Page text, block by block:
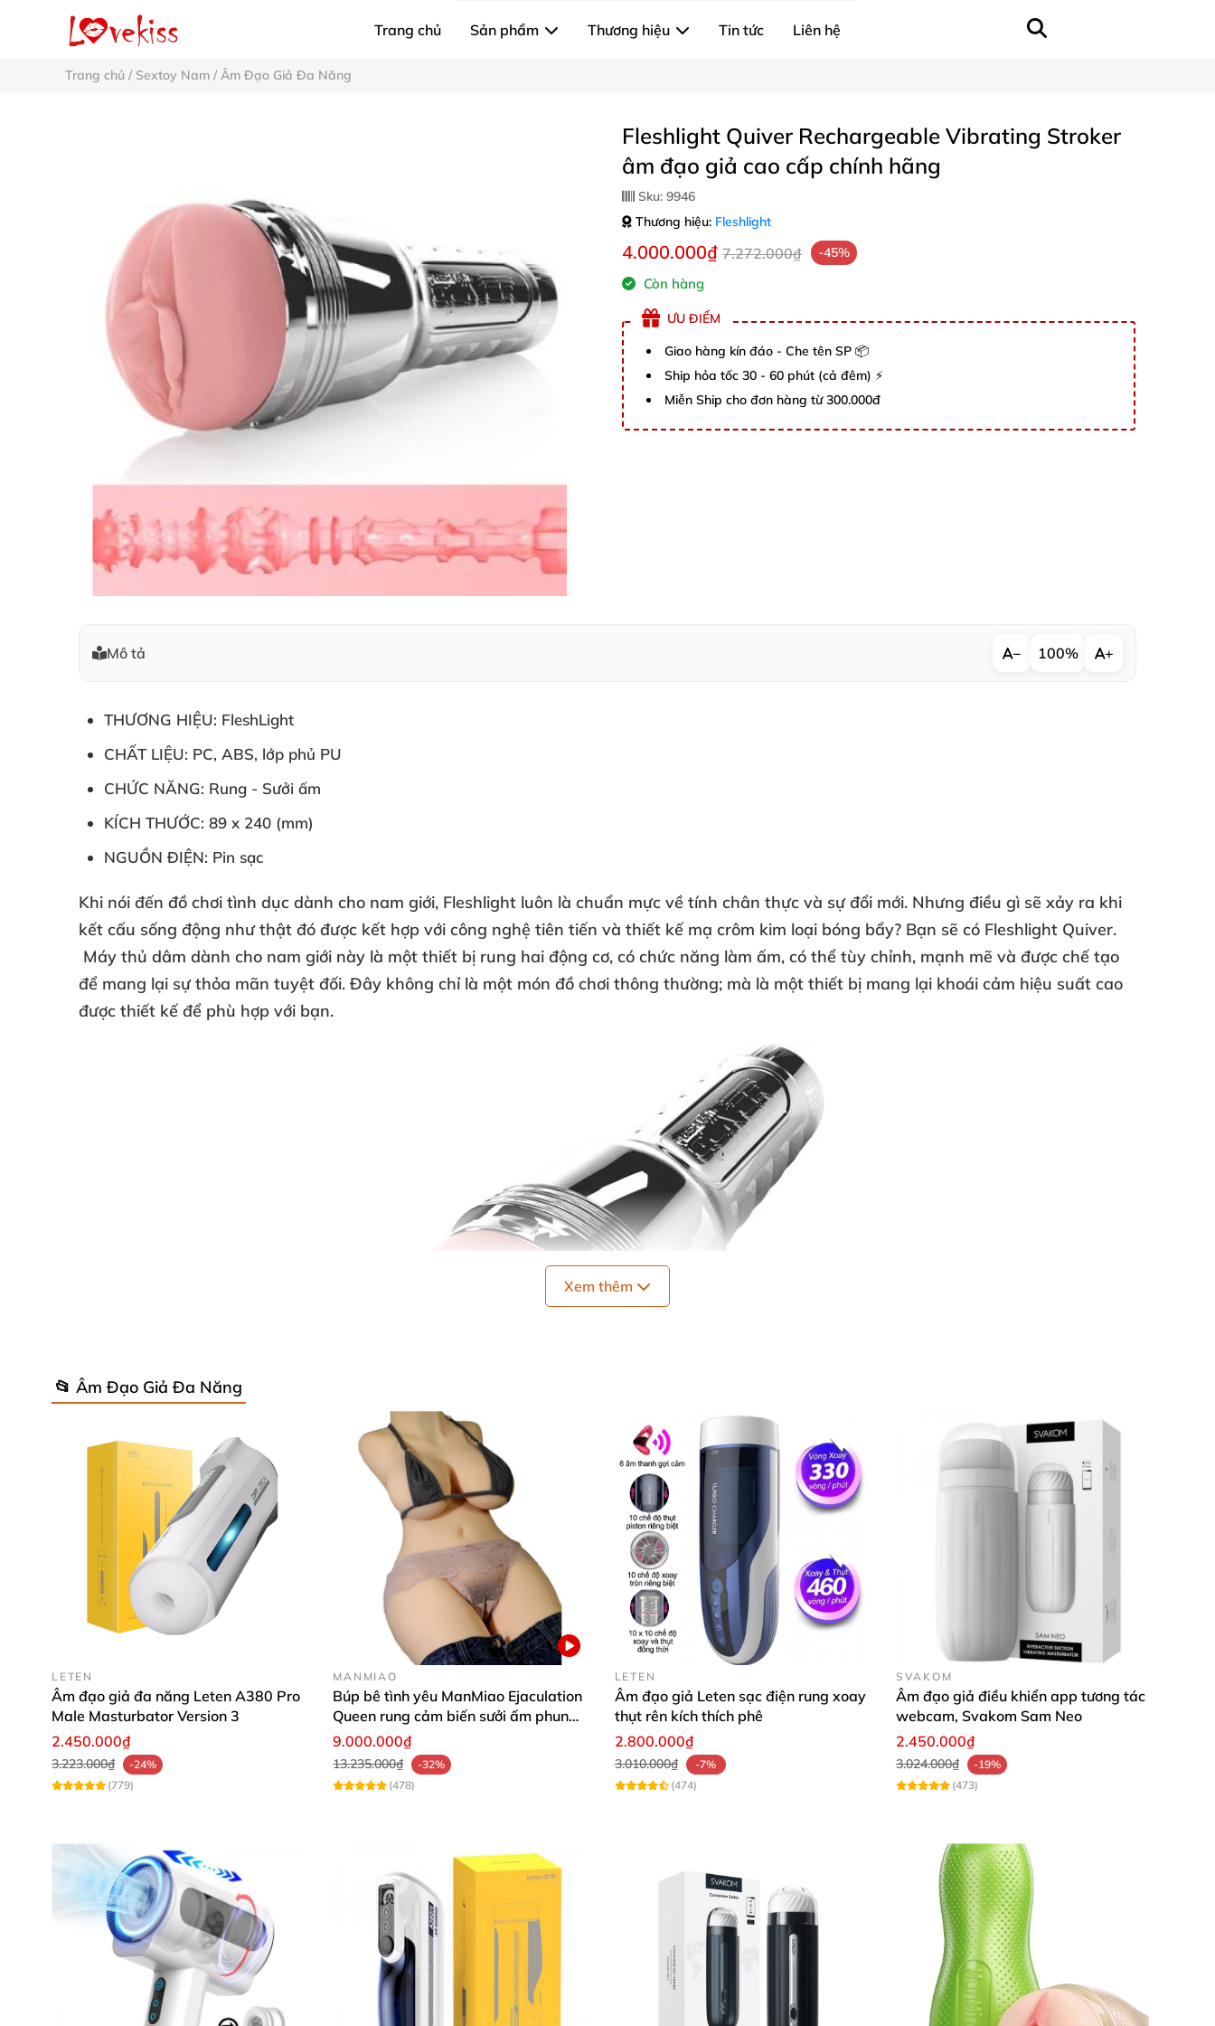
Trang chủ Sản phẩm Thương hiệu Tin tức Liên hệ
Trang chủ / Sextoy Nam / Âm Đạo Giả Đa Năng
Fleshlight Quiver Rechargeable Vibrating Stroker
âm đạo giả cao cấp chính hãng
Sku: 9946
Thương hiệu: Fleshlight
4.000.000₫ 7.272.000₫ -45%
Còn hàng
ƯU ĐIỂM
Giao hàng kín đáo - Che tên SP 📦
Ship hỏa tốc 30 - 60 phút (cả đêm) ⚡
Miễn Ship cho đơn hàng từ 300.000đ
Mô tả − 100% +
THƯƠNG HIỆU: FleshLight
CHẤT LIỆU: PC, ABS, lớp phủ PU
CHỨC NĂNG: Rung - Sưởi ấm
KÍCH THƯỚC: 89 x 240 (mm)
NGUỒN ĐIỆN: Pin sạc
Khi nói đến đồ chơi tình dục dành cho nam giới, Fleshlight luôn là chuẩn mực về tính chân thực và sự đổi mới. Nhưng điều gì sẽ xảy ra khi
kết cấu sống động như thật đó được kết hợp với công nghệ tiên tiến và thiết kế mạ crôm kim loại bóng bẩy? Bạn sẽ có Fleshlight Quiver.
Máy thủ dâm dành cho nam giới này là một thiết bị rung hai động cơ, có chức năng làm ấm, có thể tùy chỉnh, mạnh mẽ và được chế tạo
để mang lại sự thỏa mãn tuyệt đối. Đây không chỉ là một món đồ chơi thông thường; mà là một thiết bị mang lại khoái cảm hiệu suất cao
được thiết kế để phù hợp với bạn.
Hầu hết các dụng cụ rung kích thích tình dục chỉ mang lại một cảm giác chung chung. Quiver phá vỡ khuôn mẫu đó. Nó được thiết kế để điều khiển,
đa dạng hóa và tăng cường độ, cho phép bạn cá nhân hóa mỗi lần sử dụng. Cho dù bạn thích cảm giác kích thích chậm rãi hay khao khát một cao
trào mãnh liệt, Quiver đều đáp ứng nhịp điệu của bạn và mang lại kết quả như ý muốn.
Xem thêm
📂 Âm Đạo Giả Đa Năng
LETEN
Âm đạo giả đa năng Leten A380 Pro
Male Masturbator Version 3
2.450.000₫
3.223.000₫
-24%
(779)
MANMIAO
Búp bê tình yêu ManMiao Ejaculation
Queen rung cảm biến sưởi ấm phun
nước thông minh
9.000.000₫
13.235.000₫
-32%
(478)
LETEN
Âm đạo giả Leten sạc điện rung xoay
thụt rên kích thích phê
2.800.000₫
3.010.000₫
-7%
(474)
SVAKOM
Âm đạo giả điều khiển app tương tác
webcam, Svakom Sam Neo
2.450.000₫
3.024.000₫
-19%
(473)